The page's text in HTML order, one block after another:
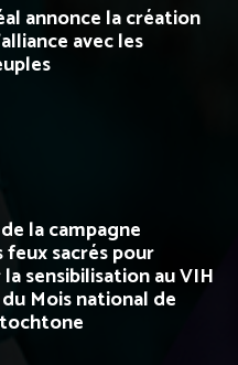
annonce la création
avec les
la campagne
sacrés pour
sensibilisation au VIH
du Mois national de